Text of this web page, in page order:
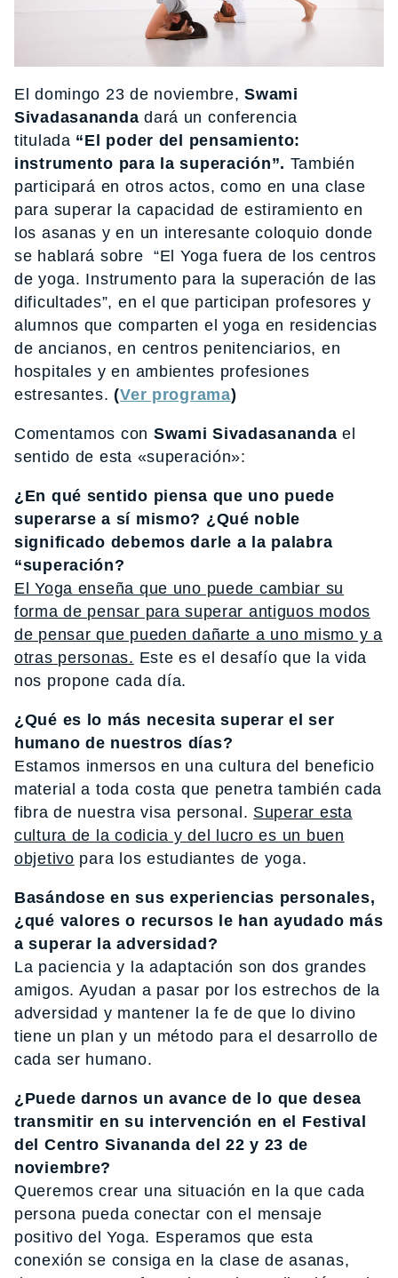
El domingo 23 de noviembre,Swami
Sivadasananda dará un conferencia
titulada “El poder del pensamiento:
instrumento para la superación”. También
participará en otros actos, como en una clase
para superar la capacidad de estiramiento en
los asanas y en un interesante coloquio donde
se hablará sobre “El Yoga fuera de los centros
de yoga. Instrumento para la superación de las
dificultades”, en el que participan profesores y
alumnos que comparten el yoga en residencias
de ancianos, en centros penitenciarios, en
hospitales y en ambientes profesiones
estresantes.(Ver programa)
Comentamos con Swami Sivadasananda el
sentido de esta «superación»:
¿En qué sentido piensa que uno puede
superarse a sí mismo? ¿Qué noble
significado debemos darle a la palabra
“superación?
El Yoga enseña que uno puede cambiar su
forma de pensar para superar antiguos modos
de pensar que pueden dañarte a uno mismo y a
otras personas. Este es el desafío que la vida
nos propone cada día.
¿Qué es lo más necesita superar el ser
humano de nuestros días?
Estamos inmersos en una cultura del beneficio
material a toda costa que penetra también cada
fibra de nuestra visa personal. Superar esta
cultura de la codicia y del lucro es un buen
objetivo para los estudiantes de yoga.
Basándose en sus experiencias personales,
¿qué valores o recursos le han ayudado más
a superar la adversidad?
La paciencia y la adaptación son dos grandes
amigos. Ayudan a pasar por los estrechos de la
adversidad y mantener la fe de que lo divino
tiene un plan y un método para el desarrollo de
cada ser humano.
¿Puede darnos un avance de lo que desea
transmitir en su intervención en el Festival
del Centro Sivananda del 22 y 23 de
noviembre?
Queremos crear una situación en la que cada
persona pueda conectar con el mensaje
positivo del Yoga. Esperamos que esta
conexión se consiga en la clase de asanas,